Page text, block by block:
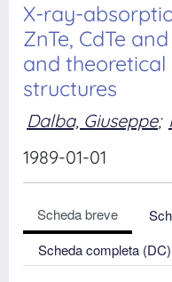
X-ray-
ZnTe, CdTe
and
structures
Dalba, Giuseppe;
1989-01-01
Scheda breve
Scheda completa (DC)